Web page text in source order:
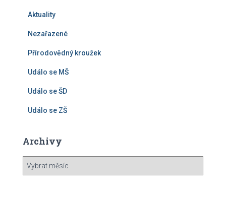
Aktuality
Nezařazené
Přírodovědný kroužek
Událo se MŠ
Událo se ŠD
Událo se ZŠ
Archivy